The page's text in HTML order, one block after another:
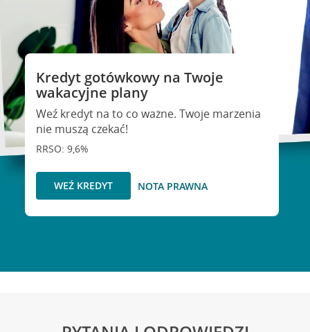
Kredyt gotówkowy na Twoje
wakacyjne plany
Weź kredyt na to co ważne. Twoje marzenia
nie muszą czekać!
RRSO: 9,6%
WEŹ KREDYT NOTA PRAWNA